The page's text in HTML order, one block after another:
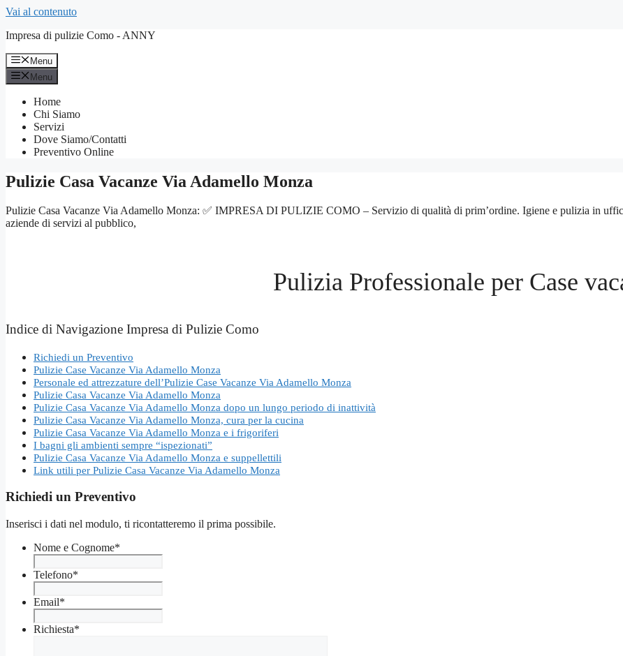
Vai al contenuto
Impresa di pulizie Como - ANNY
Menu
Menu
Home
Chi Siamo
Servizi
Dove Siamo/Contatti
Preventivo Online
Pulizie Casa Vacanze Via Adamello Monza
Pulizie Casa Vacanze Via Adamello Monza: ✅ IMPRESA DI PULIZIE COMO – Servizio di qualità di prim’ordine. Igiene e pulizia in
aziende di servizi al pubblico,
Pulizia Professionale per Case
Indice di Navigazione Impresa di Pulizie Como
Richiedi un Preventivo
Pulizie Case Vacanze Via Adamello Monza
Personale ed attrezzature dell’Pulizie Case Vacanze Via Adamello Monza
Pulizie Casa Vacanze Via Adamello Monza
Pulizie Casa Vacanze Via Adamello Monza dopo un lungo periodo di inattività
Pulizie Casa Vacanze Via Adamello Monza, cura per la cucina
Pulizie Casa Vacanze Via Adamello Monza e i frigoriferi
I bagni gli ambienti sempre “ispezionati”
Pulizie Casa Vacanze Via Adamello Monza e suppellettili
Link utili per Pulizie Casa Vacanze Via Adamello Monza
Richiedi un Preventivo
Inserisci i dati nel modulo, ti ricontatteremo il prima possibile.
Nome e Cognome*
Telefono*
Email*
Richiesta*